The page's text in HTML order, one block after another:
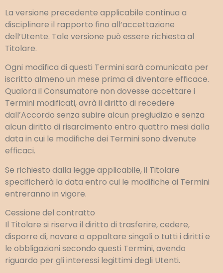
La versione precedente applicabile continua a
disciplinare il rapporto fino all’accettazione
dell’Utente. Tale versione può essere richiesta al
Titolare.
Ogni modifica di questi Termini sarà comunicata per
iscritto almeno un mese prima di diventare efficace.
Qualora il Consumatore non dovesse accettare i
Termini modificati, avrà il diritto di recedere
dall’Accordo senza subire alcun pregiudizio e senza
alcun diritto di risarcimento entro quattro mesi dalla
data in cui le modifiche dei Termini sono divenute
efficaci.
Se richiesto dalla legge applicabile, il Titolare
specificherà la data entro cui le modifiche ai Termini
entreranno in vigore.
Cessione del contratto
Il Titolare si riserva il diritto di trasferire, cedere,
disporre di, novare o appaltare singoli o tutti i diritti e
le obbligazioni secondo questi Termini, avendo
riguardo per gli interessi legittimi degli Utenti.